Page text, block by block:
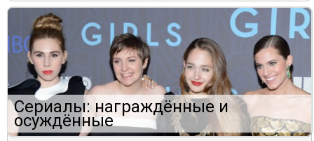
Сериалы: награждённые и
осуждённые